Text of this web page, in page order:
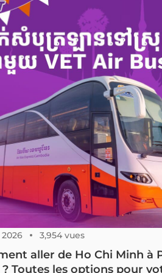
Il a traversé de nombreuses
contemporaine vietnamienne
le symbole actuel : l’époque
du Vietnam et le développement
guerre du pays
3,954 vues
aller de Ho Chi Minh à
? Toutes les options pour